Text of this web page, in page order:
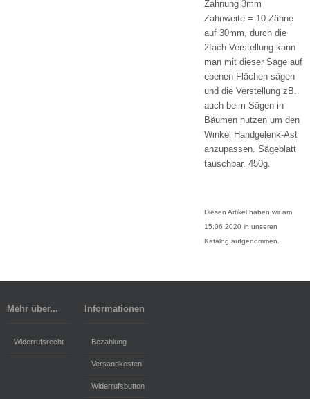
Zahnung 3mm
Zahnweite = 10 Zähne
auf 30mm, durch die
2fach Verstellung kann
man mit dieser Säge auf
ebenen Flächen sägen
und die Verstellung zB.
auch beim Sägen in
Bäumen nutzen um den
Winkel Handgelenk-Ast
anzupassen. Sägeblatt
tauschbar. 450g.
Diesen Artikel haben wir am
15.06.2020 in unseren
Katalog aufgenommen.
Mehr über...
Widerrufsrecht
Informationen
Bezahlung
Versandkosten
Widerrufsbutton